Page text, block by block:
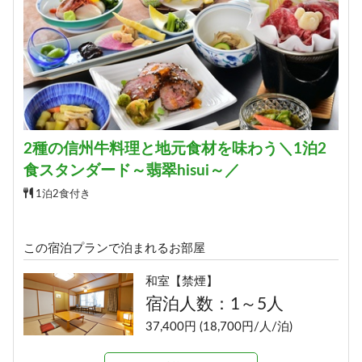
2種の信州牛料理と地元食材を味わう＼1泊2
食スタンダード～翡翠hisui～／
1泊2食付き
この宿泊プランで泊まれるお部屋
和室【禁煙】
宿泊人数：1～5人
37,400円 (18,700円/人/泊)